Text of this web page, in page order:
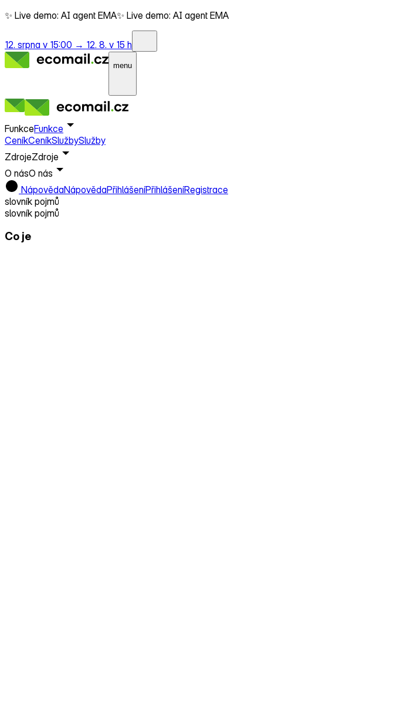
✨ Live demo: AI agent EMA✨ Live demo: AI agent EMA
12. srpna v 15:00 → 12. 8. v 15 h
menu
FunkceFunkce
CeníkCeníkSlužbySlužby
ZdrojeZdroje
O násO nás
NápovědaNápovědaPřihlášeníPřihlášeníRegistrace
slovník pojmů
slovník pojmů
Co je